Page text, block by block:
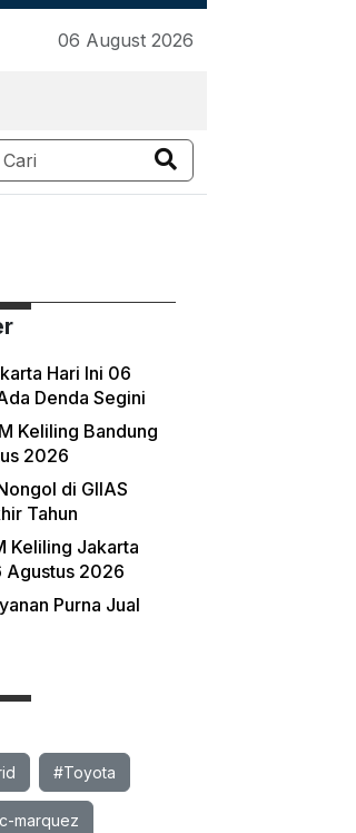
06 August 2026
Hari Ini 06
Denda Segini
Keliling Bandung
2026
di GIIAS
Tahun
Keliling Jakarta
Agustus 2026
Purna Jual
#Toyota
marquez